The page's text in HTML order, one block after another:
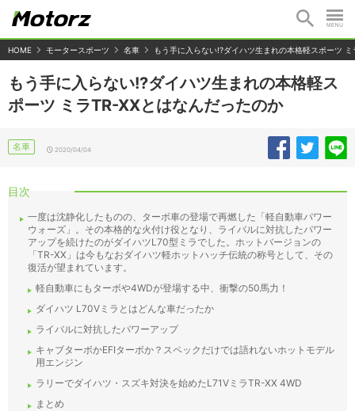
HOME モータースポーツ 名車 もう手に入らない!?ダイハツ生まれの本格軽スポーツ
もう手に入らない!?ダイハツ生まれの本格軽ス
ポーツ ミラTR-XXとはなんだったのか
名車 2020/04/04
目次
一度は沈静化したものの、ターボ車の登場で再燃した「軽自動車パワー
ウォーズ」。その本格的な火付け役となり、ライバルに対抗したパワー
アップを続けたのがダイハツL70型ミラでした。ホットバージョンの
「TR-XX」は今もなおダイハツ軽ホットハッチ伝統の称号として、その
復活が望まれています。
軽自動車にもターボや4WDが登場する中、衝撃の50馬力！
ダイハツ L70Vミラとはどんな車だったか
ライバルに対抗したパワーアップ
キャブターボかEFIターボか？スペックだけでは語れないホットモデル
用エンジン
ラリーでダイハツ・スズキ対決を始めたL71VミラTR-XX 4WD
まとめ